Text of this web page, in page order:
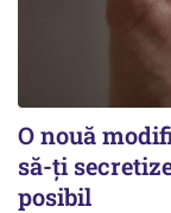
O nouă
să-ți
posibil